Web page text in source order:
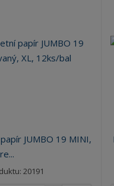
JUMBO 19 MINI,
re...
20191